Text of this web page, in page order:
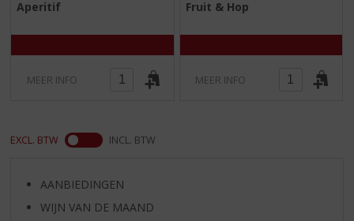
5
Aperitif
MEER INFO
5
Fruit & Hop
MEER INFO
EXCL. BTW INCL. BTW
AANBIEDINGEN
WIJN VAN DE MAAND